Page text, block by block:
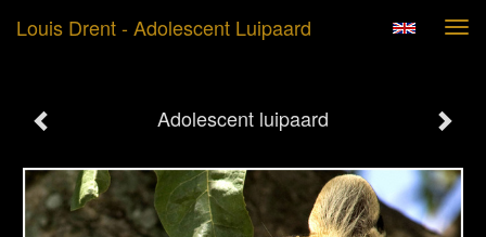
Louis Drent - Adolescent Luipaard
Adolescent luipaard